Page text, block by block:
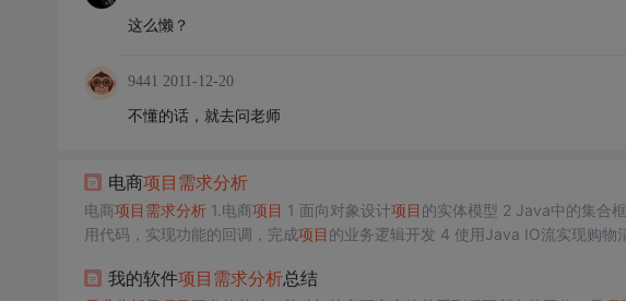
这么懒？
9441 2011-12-20
不懂的话，就去问老师
电商项目 需求分析
电商项目 需求分析1.电商项目 1 面向对象设计项目 的实体模型 2 Java中的集合
用代码，实现功能的回调，完成项目
我的软件项目 需求分析总结